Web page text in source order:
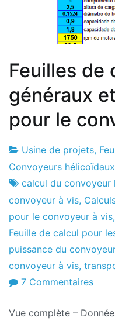
Feuilles de
généraux
pour le
Usine
de
projets
4
de
mai
de
2017
Usine de projets,
Convoyeurs hélicoïdaux
calcul du convoyeur
convoyeur à vis,
pour le convoyeur à vis,
Feuille de calcul pour
puissance du
convoyeur à vis,
7 Commentairessur
de
Vue complète –